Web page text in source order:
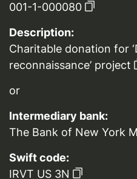
001-1-000080
Description:
Charitable donation for
reconnaissance’ project
or
Intermediary bank:
The Bank of New York
Swift code:
IRVT US 3N